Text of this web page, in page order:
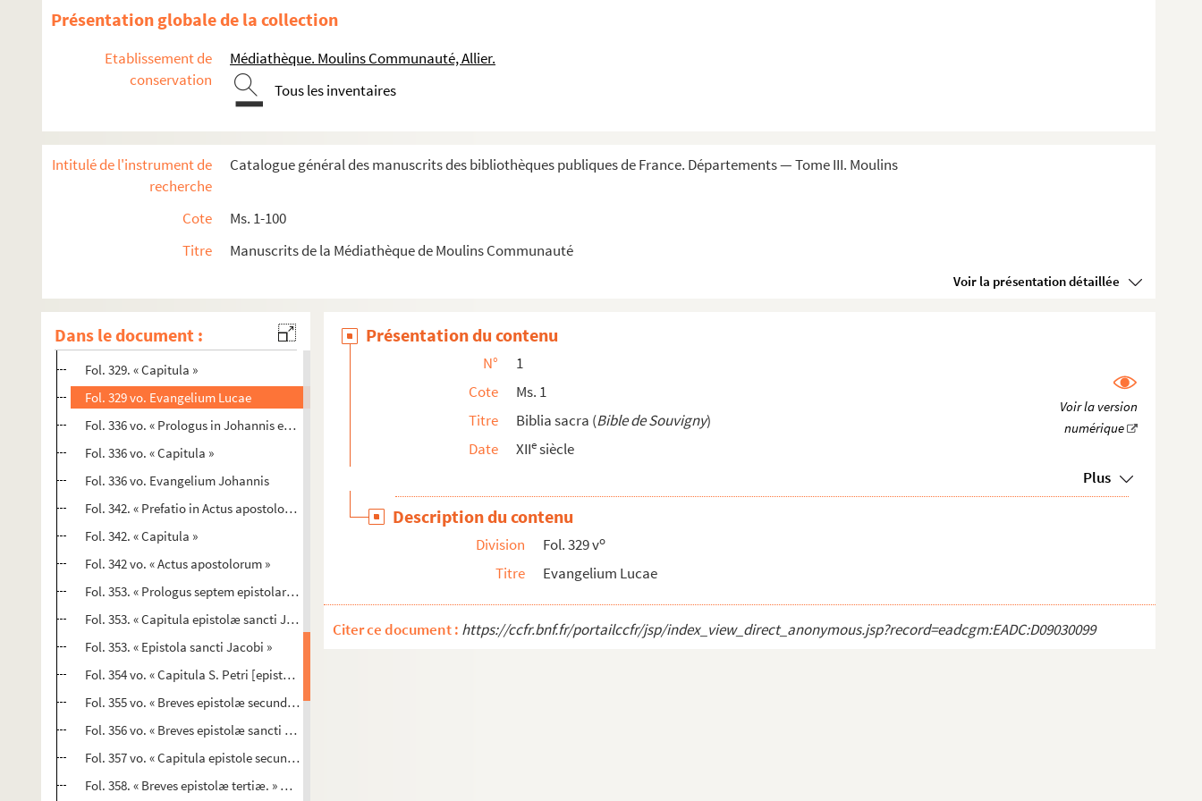
Présentation globale de la collection
Etablissement de
conservation
Médiathèque. Moulins Communauté, Allier.
Tous les inventaires
Intitulé de l'instrument de
recherche
Catalogue général des manuscrits des bibliothèques publiques de France. Départements — Tome III. Moulins
Cote
Ms. 1-100
Titre
Manuscrits de la Médiathèque de Moulins Communauté
Voir la présentation détaillée
Dans le document :
Fol. 306. « Capitula libri secundi »
Fol. 314. Canons des Évangiles
Fol. 317. Præfatio in Evangelium. « Novum opus facere... »
Fol. 317 vo. « Prologus quatuor Evangeliorum. Plures fuisse qui... »
Fol. 317 vo. « Prologus in Matheum. Matheum ex Judea... »
Fol. 325. « Prologus in Marci evangelium. Marcus evangelista Dei... »
Fol. 325. Evangelium Marci
Fol. 329. « Prologus in Lucæ evangelium. Lucas natione Syrus... »
Fol. 329. « Capitula »
Fol. 329 vo. Evangelium Lucae
Fol. 336 vo. « Prologus in Johannis evangelium. Hic est Johannes evangelista... »
Fol. 336 vo. « Capitula »
Fol. 336 vo. Evangelium Johannis
Fol. 342. « Prefatio in Actus apostolorum. Lucas Syrus natione cujus laus... »
Fol. 342. « Capitula »
Fol. 342 vo. « Actus apostolorum »
Fol. 353. « Prologus septem epistolarum canonicarum. Non ita mos est apud Grecos... »
Fol. 353. « Capitula epistolæ sancti Jacobi »
Fol. 353. « Epistola sancti Jacobi »
Fol. 354 vo. « Capitula S. Petri [epistol.] I. » — Epistolæ
Fol. 355 vo. « Breves epistolæ secundæ. » — Epistola
Fol. 356 vo. « Breves epistolæ sancti Johannis I. » — Epistola
Fol. 357 vo. « Capitula epistole secunde. » — Epistola
Fol. 358. « Breves epistolæ tertiæ. » — Epistola
Présentation du contenu
N°
1
Cote
Ms. 1
Titre
Biblia sacra (Bible de Souvigny)
Date
XIIesiècle
Plus
Description du contenu
Division Fol. 329 vo
Titre Evangelium Lucae
Citer ce document : https://ccfr.bnf.fr/portailccfr/jsp/index_view_direct_anonymous.jsp?record=eadcgm:EADC:D09030099